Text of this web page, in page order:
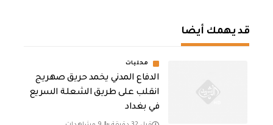
قد يهمك أيضا
محليات
الدفاع المدني يخمد حريق صهريج
انقلب على طريق الشعلة السريع
في بغداد